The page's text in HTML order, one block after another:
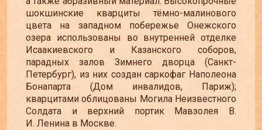
шокшинские кварциты тёмно-малинового
цвета на западном побережье Онежского
озера использованы во внутренней отделке
Исаакиевского и Казанского соборов,
парадных залов Зимнего дворца (Санкт-
Петербург), из них создан саркофаг Наполеона
Бонапарта (Дом инвалидов, Париж);
кварцитами облицованы Могила Неизвестного
Солдата и верхний портик Мавзолея В.
И. Ленина в Москве.